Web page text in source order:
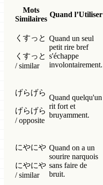
Mots
Similaires
Quand l’Utiliser
くすっと
くすっと
/ similar
Quand un seul
petit rire bref
s'échappe
involontairement.
げらげら
げらげら
/ opposite
Quand quelqu'un
rit fort et
bruyamment.
にやにや
にやにや
/ similar
Quand on a un
sourire narquois
sans faire de
bruit.